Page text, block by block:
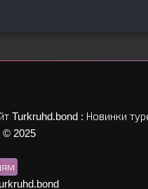
Turkruhd.bond : Новинки
© 2025